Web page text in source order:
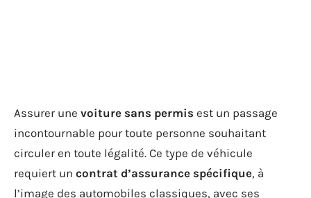
Assurer une voiture sans permis est un passage
incontournable pour toute personne souhaitant
circuler en toute légalité. Ce type de véhicule
requiert un contrat d’assurance spécifique, à
l’image des automobiles classiques, avec ses